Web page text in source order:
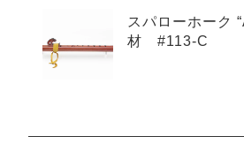
スパローホーク
材 #113-C